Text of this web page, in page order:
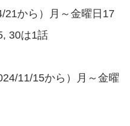
21から）月～金曜日17
30は1話
11/15から）月～金曜